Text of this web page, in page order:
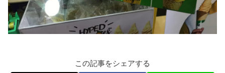
この記事をシェアする